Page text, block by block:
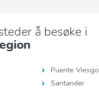
å besøke i
Puente Viesgo
Santander